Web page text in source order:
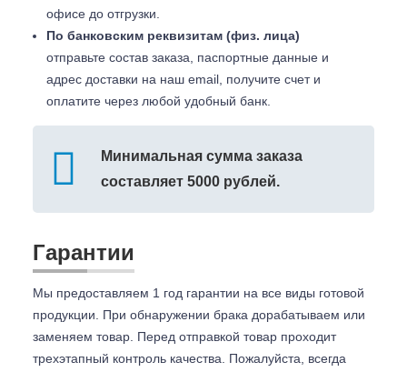
офисе до отгрузки.
По банковским реквизитам (физ. лица)
отправьте состав заказа, паспортные данные и
адрес доставки на наш email, получите счет и
оплатите через любой удобный банк.
Минимальная сумма заказа
составляет 5000 рублей.
Гарантии
Мы предоставляем 1 год гарантии на все виды готовой
продукции. При обнаружении брака дорабатываем или
заменяем товар. Перед отправкой товар проходит
трехэтапный контроль качества. Пожалуйста, всегда